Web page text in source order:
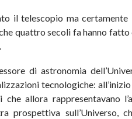
il telescopio ma
quattro secoli fa hanno
di astronomia
tecnologiche:
allora rappresentavano
prospettiva sull’Universo,